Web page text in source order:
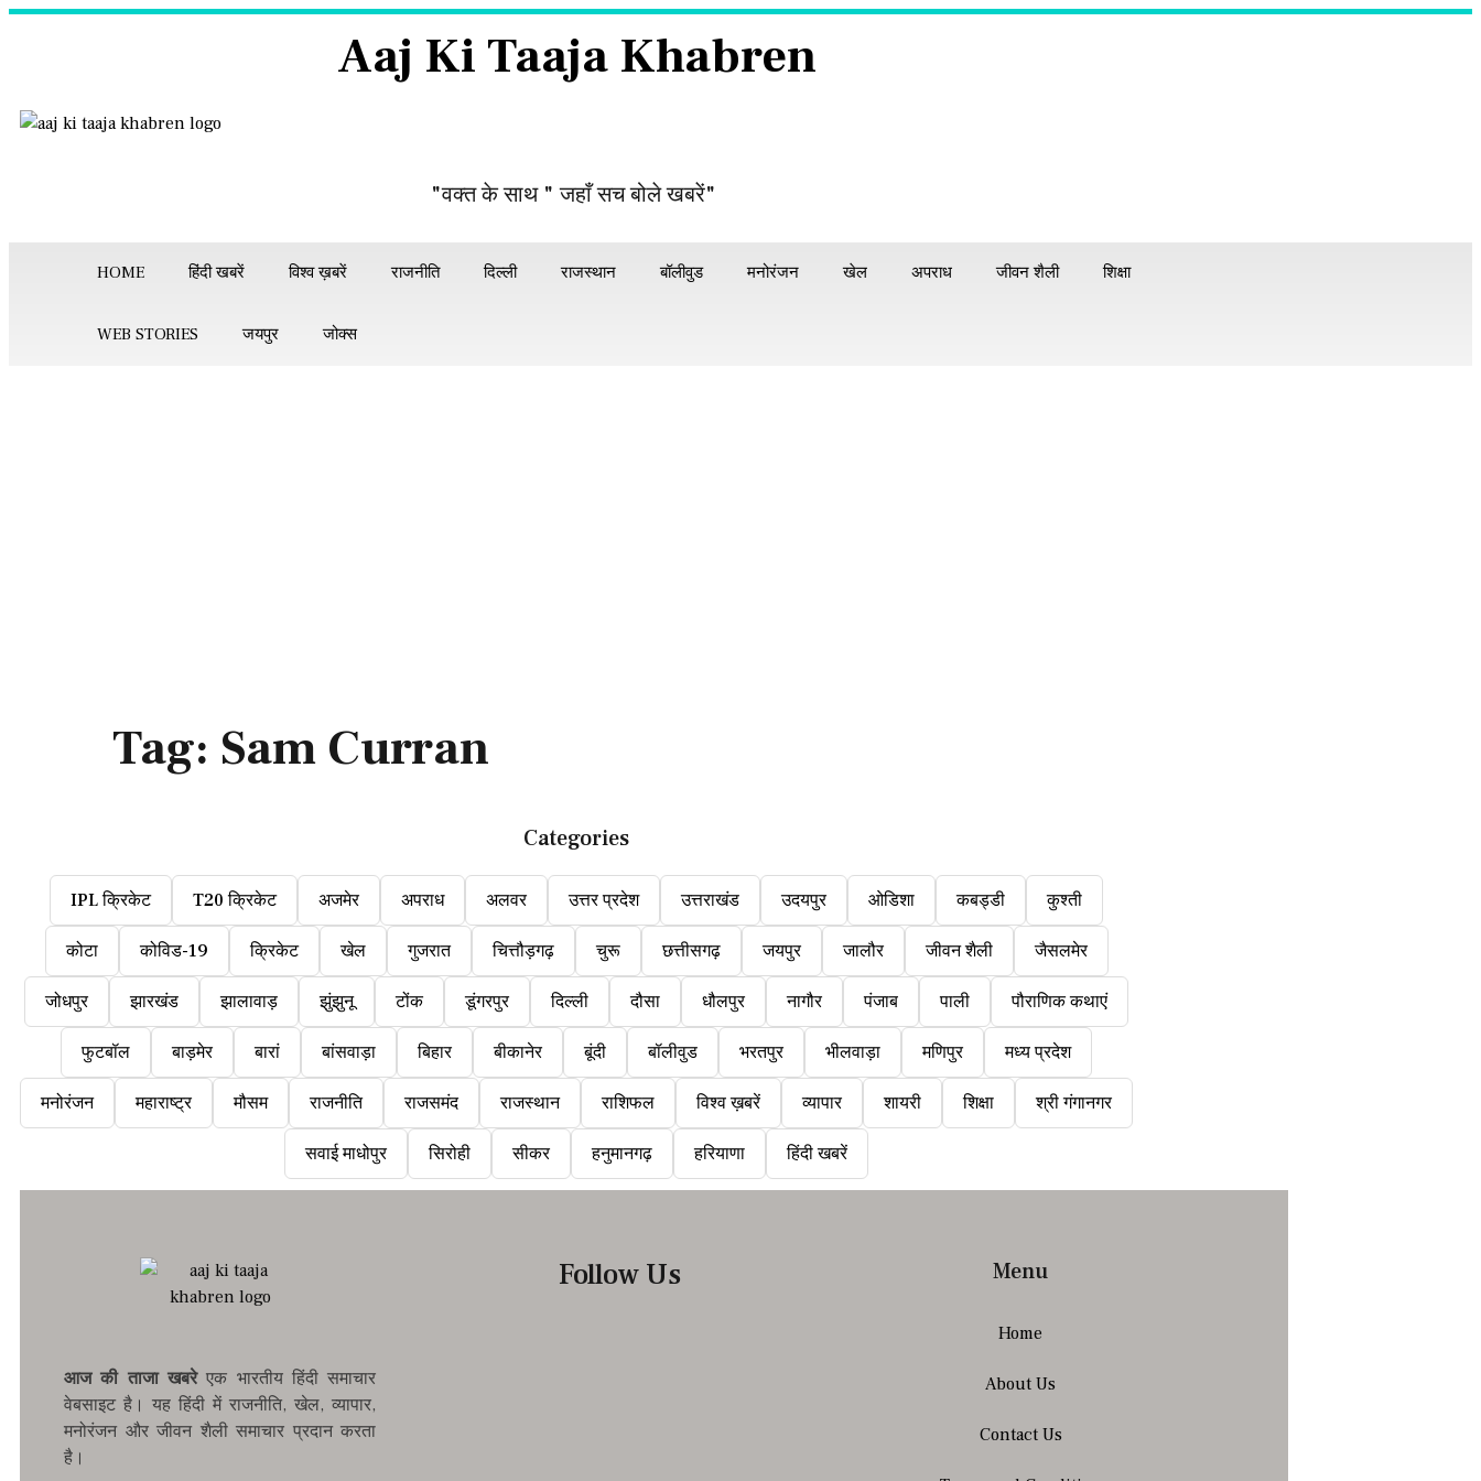
Aaj Ki Taaja Khabren
"वक्त के साथ " जहाँ सच बोले खबरें"
HOME हिंदी खबरें विश्व ख़बरें राजनीति दिल्ली राजस्थान बॉलीवुड मनोरंजन खेल अपराध जीवन शैली शिक्षा
WEB STORIES जयपुर जोक्स
Tag: Sam Curran
Categories
IPL क्रिकेट T20 क्रिकेट अजमेर अपराध अलवर उत्तर प्रदेश उत्तराखंड उदयपुर ओडिशा कबड्डी कुश्ती
कोटा कोविड-19 क्रिकेट खेल गुजरात चित्तौड़गढ़ चुरू छत्तीसगढ़ जयपुर जालौर जीवन शैली जैसलमेर
जोधपुर झारखंड झालावाड़ झुंझुनू टोंक डूंगरपुर दिल्ली दौसा धौलपुर नागौर पंजाब पाली पौराणिक कथाएं
फुटबॉल बाड़मेर बारां बांसवाड़ा बिहार बीकानेर बूंदी बॉलीवुड भरतपुर भीलवाड़ा मणिपुर मध्य प्रदेश
मनोरंजन महाराष्ट्र मौसम राजनीति राजसमंद राजस्थान राशिफल विश्व ख़बरें व्यापार शायरी शिक्षा श्री गंगानगर
सवाई माधोपुर सिरोही सीकर हनुमानगढ़ हरियाणा हिंदी खबरें
आज की ताजा खबरेएक भारतीय हिंदी समाचार
वेबसाइट है। यह हिंदी में राजनीति, खेल, व्यापार,
मनोरंजन और जीवन शैली समाचार प्रदान करता
है।
Follow Us Menu
Home
About Us
Contact Us